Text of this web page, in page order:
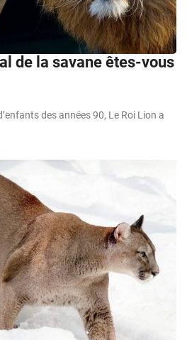
de la savane êtes-vous
des années 90, Le Roi Lion a